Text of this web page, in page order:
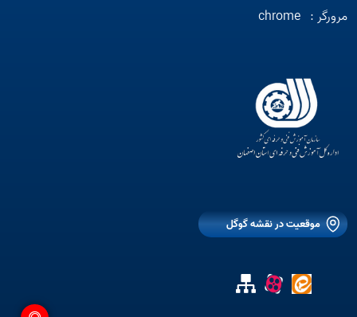
مرورگر : chrome
موقعیت در نقشه گوگل